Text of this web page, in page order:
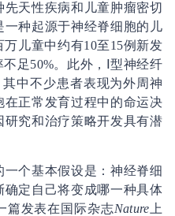
天性疾病和儿童肿瘤密切
一种起源于神经脊细胞的儿
儿童中约有10至15例新发
足50%。此外，Ⅰ型神经纤
中不少患者表现为外周神
正常发育过程中的命运决
究和治疗策略开发具有潜
个基本假设是：神经脊细
定自己将变成哪一种具体
篇发表在国际杂志Nature 上